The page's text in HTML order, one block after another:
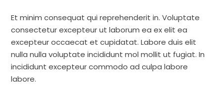
Et minim consequat qui reprehenderit in. Voluptate
consectetur excepteur ut laborum ea ex elit ea
excepteur occaecat et cupidatat. Labore duis elit
nulla nulla voluptate incididunt mol mollit ut fugiat. In
incididunt excepteur commodo ad culpa labore
labore.